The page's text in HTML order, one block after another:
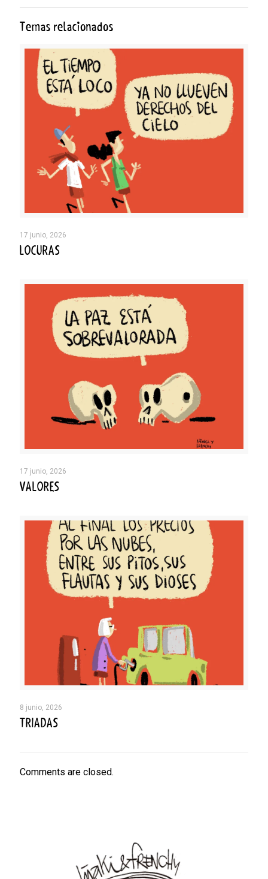
Temas relacionados
17 junio, 2026
LOCURAS
17 junio, 2026
VALORES
8 junio, 2026
TRIADAS
Comments are closed.